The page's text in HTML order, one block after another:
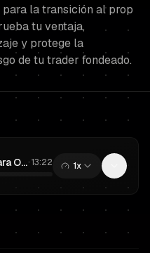
la transición al prop
tu ventaja,
y protege la
de tu trader fondeado.
¿Dejar Tu Trabajo para Operar a Tiempo Completo? Un Plan con Gestión de Riesgo para Prop Trading y Traders Fondeados·13:22 1x
0:00
13:22